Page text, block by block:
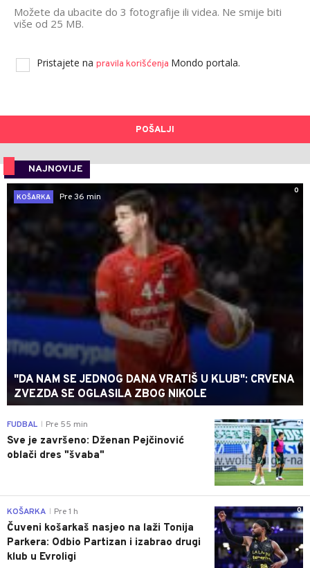
Možete da ubacite do 3 fotografije ili videa. Ne smije biti
više od 25 MB.
Pristajete na pravila korišćenja Mondo portala.
POŠALJI
NAJNOVIJE
0
KOŠARKA
Pre 36 min
"DA NAM SE JEDNOG DANA VRATIŠ U KLUB": CRVENA
ZVEZDA SE OGLASILA ZBOG NIKOLE
0
FUDBAL Pre 55 min
Sve je završeno: Dženan Pejčinović
oblači dres "švaba"
0
KOŠARKA Pre 1 h
Čuveni košarkaš nasjeo na laži Tonija
Parkera: Odbio Partizan i izabrao drugi
klub u Evroligi